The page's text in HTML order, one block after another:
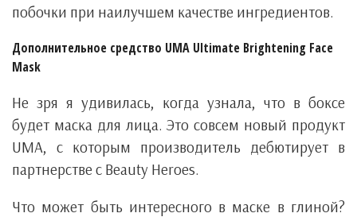
побочки при наилучшем качестве ингредиентов.
Дополнительное средство UMA Ultimate Brightening Face
Mask
Не зря я удивилась, когда узнала, что в боксе
будет маска для лица. Это совсем новый продукт
UMA, с которым производитель дебютирует в
партнерстве с Beauty Heroes.
Что может быть интересного в маске в глиной?